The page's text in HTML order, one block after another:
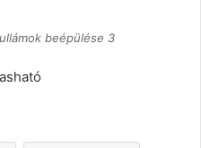
beépülése 3